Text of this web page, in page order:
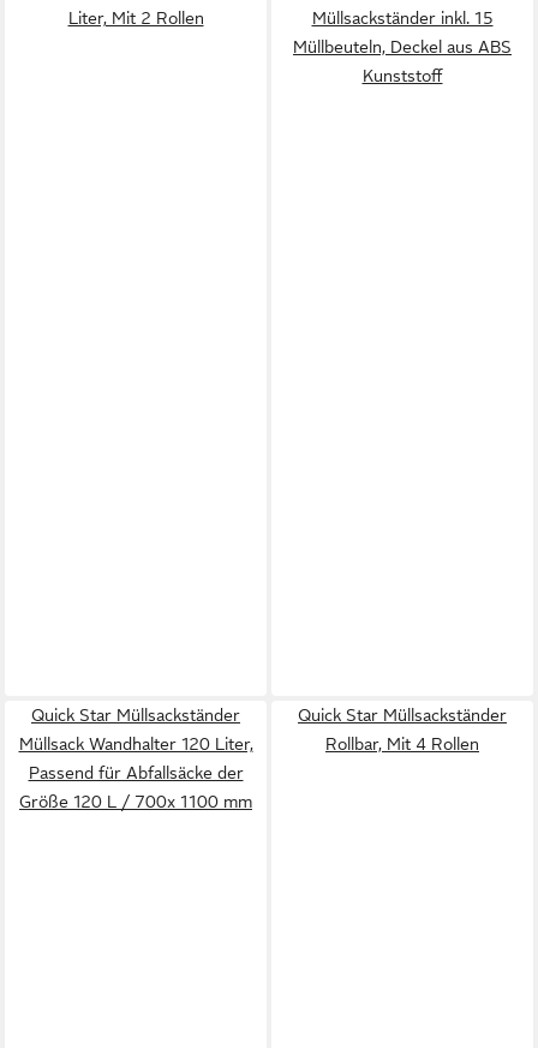
Liter, Mit 2 Rollen
Müllsackständer inkl. 15
Müllbeuteln, Deckel aus ABS
Kunststoff
Quick Star Müllsackständer
Müllsack Wandhalter 120 Liter,
Passend für Abfallsäcke der
Größe 120 L / 700x 1100 mm
Quick Star Müllsackständer
Rollbar, Mit 4 Rollen